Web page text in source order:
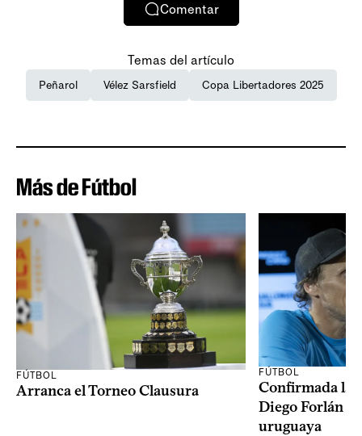
Comentar
Temas del artículo
Peñarol Vélez Sarsfield Copa Libertadores 2025
Más de Fútbol
FÚTBOL
Arranca el Torneo Clausura
FÚTBOL
Confirmada la
Diego Forlán
uruguaya